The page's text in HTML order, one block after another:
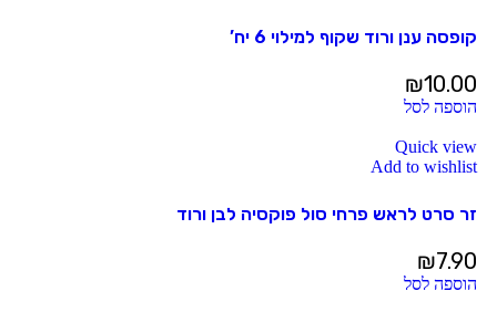
קופסה ענן ורוד שקוף למילוי 6 יח’
₪10.00
הוספה לסל
Quick view
Add to wishlist
זר סרט לראש פרחי סול פוקסיה לבן ורוד
₪7.90
הוספה לסל